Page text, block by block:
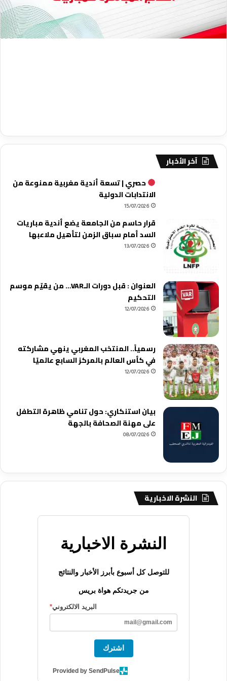
آخر الأخبار
حصري | تسعة أندية مغربية ممنوعة من
الانتدابات الدولية
15/07/2026
قرار حاسم من الجامعة يضع أندية مباريات
السد أمام سباق الزمن لتأهيل ملاعبها
13/07/2026
العنوان : قبل دورات الـVAR… من يقيّم موسم
التحكيم
12/07/2026
رسمياً.. المنتخب المغربي ينهي مشاركته
في كأس العالم بالمركز السابع عالميًا
12/07/2026
بيان استنكاري: حول تنامي ظاهرة التطفل
على مهنة الصحافة بالجهة
08/07/2026
النشرة الاخبارية
النشرة الاخبارية
للتوصل كل أسبوع بأبرز الأخبار والنتائج
من جريدتكم هواة بريس
البريد الالكتروني*
اشترك
Provided by SendPulse